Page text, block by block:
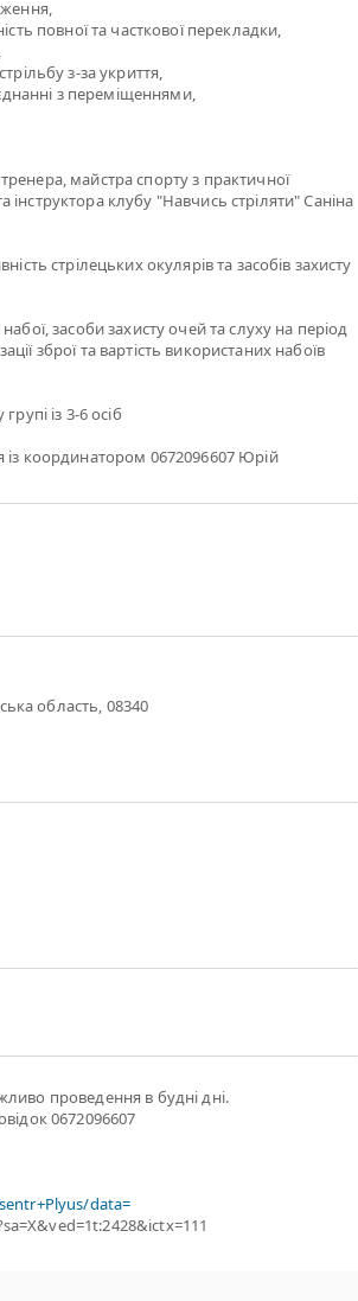
повної та часткової перекладки,
з-за укриття,
з переміщеннями,
майстра спорту з практичної
клубу "Навчись стріляти" Саніна
стрілецьких окулярів та засобів захисту
засоби захисту очей та слуху на період
зброї та вартість використаних набоїв
із 3-6 осіб
із координатором 0672096607 Юрій
область, 08340
проведення в будні дні.
0672096607
data=